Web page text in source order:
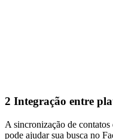
2 Integração entre
A sincronização de
pode ajudar sua busca no